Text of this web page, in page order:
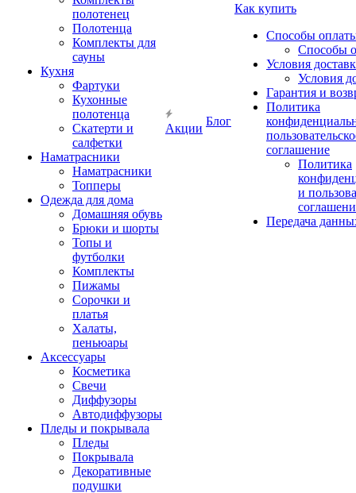
полотенец
Полотенца
Комплекты для
сауны
Кухня
Фартуки
Кухонные
полотенца
Скатерти и
салфетки
Наматрасники
Наматрасники
Топперы
Одежда для дома
Домашняя обувь
Брюки и шорты
Топы и
футболки
Комплекты
Пижамы
Сорочки и
платья
Халаты,
пеньюары
Аксессуары
Косметика
Свечи
Диффузоры
Автодиффузоры
Пледы и покрывала
Пледы
Покрывала
Декоративные
подушки
Акции
Блог
Как купить
Способы
Способы
Условия
Условия
Гарантия и
Политика
соглашение
Политика
и
Передача